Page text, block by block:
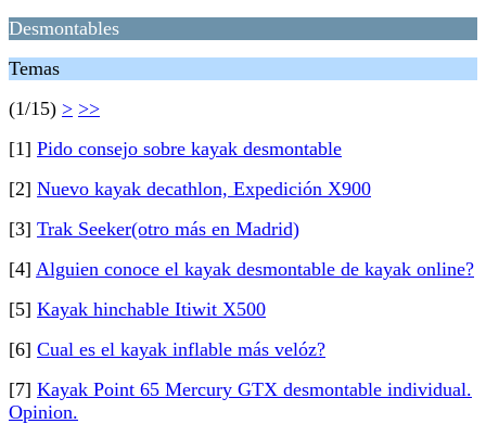
Desmontables
Temas
(1/15) > >>
[1] Pido consejo sobre kayak desmontable
[2] Nuevo kayak decathlon, Expedición X900
[3] Trak Seeker(otro más en Madrid)
[4] Alguien conoce el kayak desmontable de kayak online?
[5] Kayak hinchable Itiwit X500
[6] Cual es el kayak inflable más velóz?
[7] Kayak Point 65 Mercury GTX desmontable individual.
Opinion.